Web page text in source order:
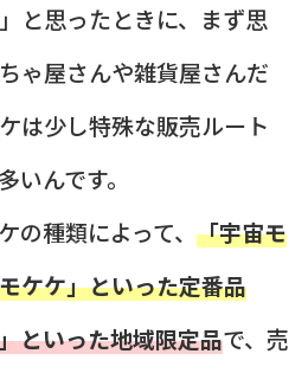
と思ったときに、まず思
ゃ屋さんや雑貨屋さんだ
は少し特殊な販売ルート
いんです。
の種類によって、 「宇宙モ
ケケ」といった定番品
といった地域限定品で、売